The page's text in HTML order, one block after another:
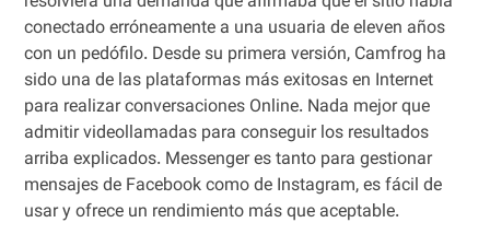
conectado erróneamente a una usuaria de eleven años
con un pedófilo. Desde su primera versión, Camfrog ha
sido una de las plataformas más exitosas en Internet
para realizar conversaciones Online. Nada mejor que
admitir videollamadas para conseguir los resultados
arriba explicados. Messenger es tanto para gestionar
mensajes de Facebook como de Instagram, es fácil de
usar y ofrece un rendimiento más que aceptable.